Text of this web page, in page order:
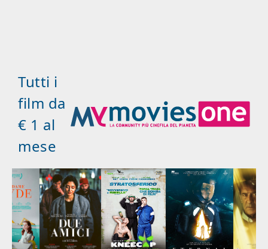
Tutti i
film da
€ 1 al
mese